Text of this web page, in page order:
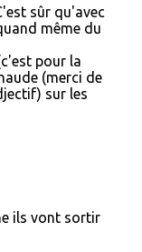
sûr qu'avec
même du
pour la
(merci de
sur les
ils vont sortir